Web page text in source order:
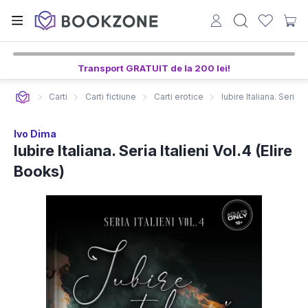
Transport GRATUIT de la 200 lei!
Carti Carti fictiune Carti erotice Iubire Italiana. Seria
Ivo Dima
Iubire Italiana. Seria Italieni Vol.4 (Elire
Books)